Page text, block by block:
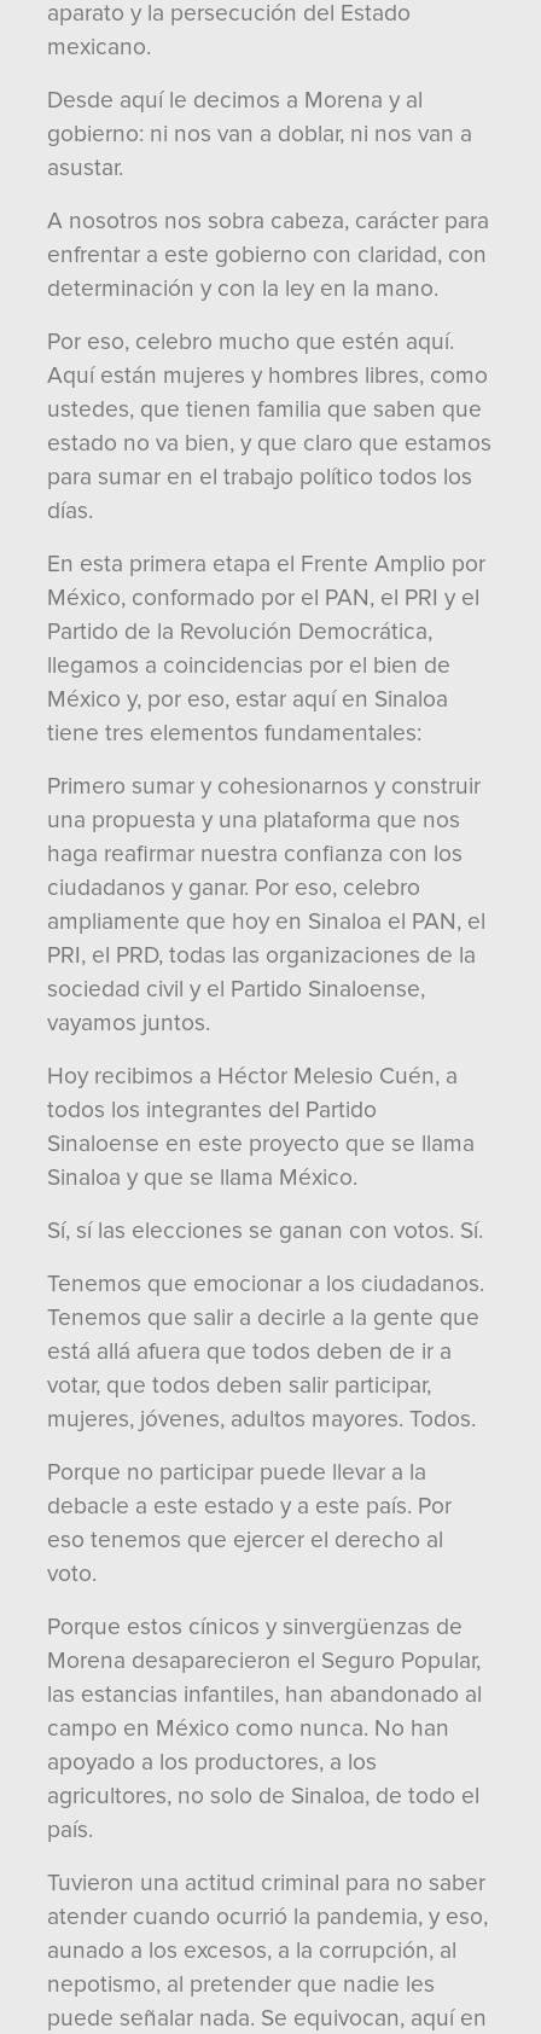
aparato y la persecución del Estado
mexicano.
Desde aquí le decimos a Morena y al
gobierno: ni nos van a doblar, ni nos van a
asustar.
A nosotros nos sobra cabeza, carácter para
enfrentar a este gobierno con claridad, con
determinación y con la ley en la mano.
Por eso, celebro mucho que estén aquí.
Aquí están mujeres y hombres libres, como
ustedes, que tienen familia que saben que
estado no va bien, y que claro que estamos
para sumar en el trabajo político todos los
días.
En esta primera etapa el Frente Amplio por
México, conformado por el PAN, el PRI y el
Partido de la Revolución Democrática,
llegamos a coincidencias por el bien de
México y, por eso, estar aquí en Sinaloa
tiene tres elementos fundamentales:
Primero sumar y cohesionarnos y construir
una propuesta y una plataforma que nos
haga reafirmar nuestra confianza con los
ciudadanos y ganar. Por eso, celebro
ampliamente que hoy en Sinaloa el PAN, el
PRI, el PRD, todas las organizaciones de la
sociedad civil y el Partido Sinaloense,
vayamos juntos.
Hoy recibimos a Héctor Melesio Cuén, a
todos los integrantes del Partido
Sinaloense en este proyecto que se llama
Sinaloa y que se llama México.
Sí, sí las elecciones se ganan con votos. Sí.
Tenemos que emocionar a los ciudadanos.
Tenemos que salir a decirle a la gente que
está allá afuera que todos deben de ir a
votar, que todos deben salir participar,
mujeres, jóvenes, adultos mayores. Todos.
Porque no participar puede llevar a la
debacle a este estado y a este país. Por
eso tenemos que ejercer el derecho al
voto.
Porque estos cínicos y sinvergüenzas de
Morena desaparecieron el Seguro Popular,
las estancias infantiles, han abandonado al
campo en México como nunca. No han
apoyado a los productores, a los
agricultores, no solo de Sinaloa, de todo el
país.
Tuvieron una actitud criminal para no saber
atender cuando ocurrió la pandemia, y eso,
aunado a los excesos, a la corrupción, al
nepotismo, al pretender que nadie les
puede señalar nada. Se equivocan, aquí en